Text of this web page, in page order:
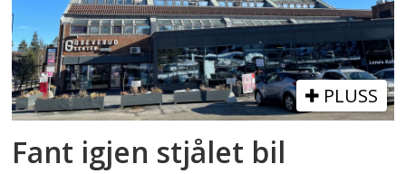
PLUSS
Fant igjen stjålet bil